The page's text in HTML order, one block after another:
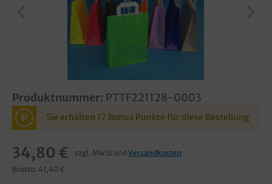
Produktnummer: PTTF221128-0003
P Sie erhalten 17 Bonus Punkte für diese Bestellung
34,80 € zzgl. MwSt und Versandkosten
Brutto: 41,40 €